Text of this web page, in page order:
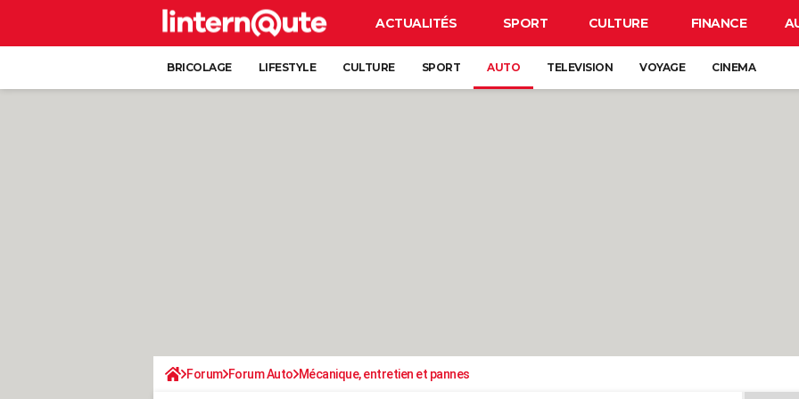
ACTUALITÉS SPORT CULTURE FINANCE
BRICOLAGE LIFESTYLE CULTURE SPORT AUTO TELEVISION VOYAGE CINEMA
Forum Forum Auto Mécanique, entretien et pannes